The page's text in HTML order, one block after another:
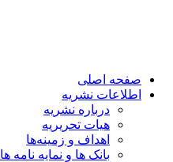
صفحه اصلی
اطلاعات نشریه
درباره نشریه
هیات تحریریه
اهداف و زمینه‌ها
بانک ها و نمایه نامه ها